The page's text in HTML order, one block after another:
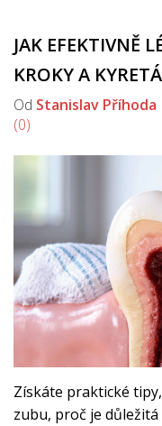
JAK EFEKTIVNĚ
KROKY A
Od Stanislav Příhoda
(0)
Získáte praktické
zubu, proč je